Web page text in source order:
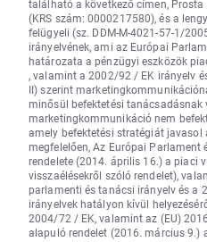
található a következő címen,
(KRS szám: 0000217580), és a
felügyeli (sz. DDM-M-4021-57-1/
irányelvének, ami az Európai
határozata a pénzügyi eszközök
, valamint a 2002/92 / EK irányelv
II) szerint
minősül befektetési
marketingkommunikáció nem
amely befektetési stratégiát javasol
megfelelően, Az Európai Parlament
rendelete (2014. április 16.) a piaci
visszaélésekről szóló rendelet),
parlamenti és tanácsi irányelv és a
irányelvek hatályon kívül
2004/72 / EK, valamint az (EU)
alapuló rendelet (2016. március 9.)